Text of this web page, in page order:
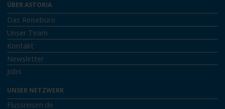
ÜBER ASTORIA
Das Reisebüro
Unser Team
Kontakt
Newsletter
Jobs
UNSER NETZWERK
Flussreisen.de